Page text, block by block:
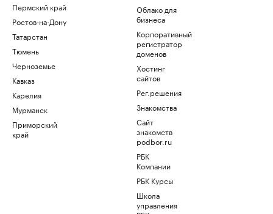
Пермский край
Ростов-на-Дону
Татарстан
Тюмень
Черноземье
Кавказ
Карелия
Мурманск
Приморский
край
Облако для
бизнеса
Корпоративный
регистратор
доменов
Хостинг
сайтов
Рег.решения
Знакомства
Сайт
знакомств
podbor.ru
РБК
Компании
РБК Курсы
Школа
управления